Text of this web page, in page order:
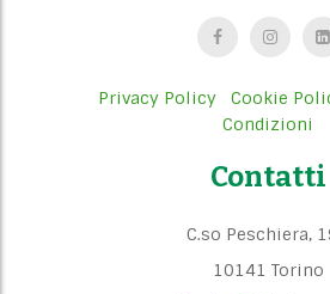
Privacy Policy Cookie
Condizioni
Contatti
C.so Peschiera,
10141 Torino